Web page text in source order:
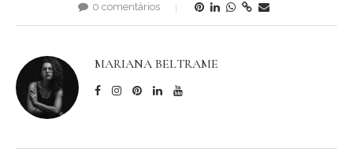
0 comentários
MARIANA BELTRAME